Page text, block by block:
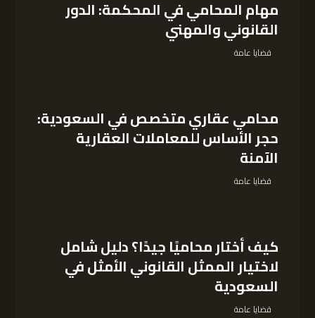
مهام المحامي في المحكمة: الدور
القانوني والمهني
قضايا عامة
محامي عقاري متخصص في السعودية:
حجر الأساس للمعاملات العقارية
الآمنة
قضايا عامة
كيف أختار محاميًا جيدًا؟ دليل شامل
لاختيار الممثل القانوني الأمثل في
السعودية
قضايا عامة